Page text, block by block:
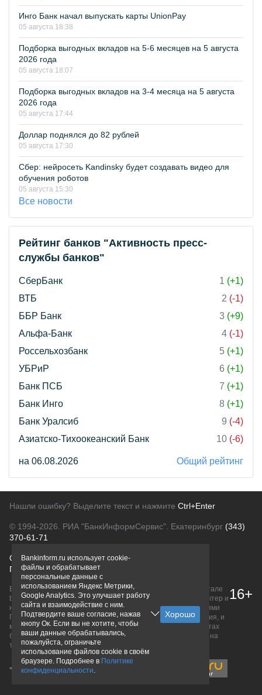
Инго Банк начал выпускать карты UnionPay
05 августа 18:38
Подборка выгодных вкладов на 5-6 месяцев на 5 августа
2026 года
05 августа 18:07
Подборка выгодных вкладов на 3-4 месяца на 5 августа
2026 года
05 августа 17:44
Доллар поднялся до 82 рублей
05 августа 17:30
Сбер: нейросеть Kandinsky будет создавать видео для
обучения роботов
05 августа 15:30
Все новости
Рейтинг банков "Активность пресс-
службы банков"
СберБанк 1 (+1)
ВТБ
2 (-1)
ББР Банк
3 (+9)
Альфа-Банк
4 (-1)
Россельхозбанк
5 (+1)
УБРиР
6 (+1)
Банк ПСБ
7 (+1)
Банк Инго
8 (+1)
Банк Уралсиб
9 (-4)
Азиатско-Тихоокеанский Банк
10 (-6)
на 06.08.2026 Общий рейтинг
Нашли ошибку? Выделите текст и нажмите Ctrl+Enter
© 1994-2026. РИА "БанкИнформСервис". Екатеринбург (343)
370-61-71
О проектеПолитика конфиденциальности
Правовая информацияДля рекламодателей
Вся информация о продуктах банков, размещенная на портале
bankinform.ru, носит исключительно ознакомительный характер и
не является публичной офертой, определяемой положениями
ГК РФ. Информация не содержит точного и полного описания, и
может быть изменена. Конечные условия уточняйте на сайтах
банков или при личном обращении. Исключительное право на
товарные знаки принадлежит их правообладателям.
16+
Bankinform.ru использует cookie-
файлы и обрабатывает
персональные данные с
использованием Яндекс Метрики,
Google Analytics. Это улучшает работу
сайта и взаимодействие с ним.
Подтвердите ваше согласие, нажав
кнопу Ок. Если вы не хотите, чтобы
ваши данные обрабатывались,
пожалуйста, ограничьте
использование файлов cookie в своём
браузере. Подробнее в Политике
конфиденциальности.